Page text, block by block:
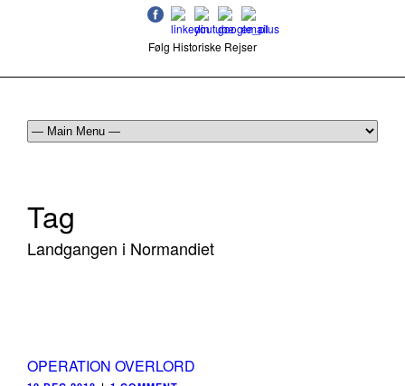
Følg Historiske Rejser
Tag
Landgangen i Normandiet
OPERATION OVERLORD